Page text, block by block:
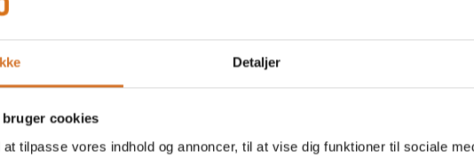
Detaljer
bruger cookies
tilpasse vores indhold og annoncer, til at vise dig funktioner til sociale
rå
På messen
Line ApS På
Hoshizaki